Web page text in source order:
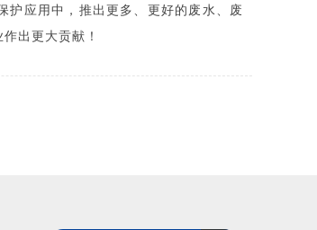
应用中，推出更多、更好的废水、废
出更大贡献！